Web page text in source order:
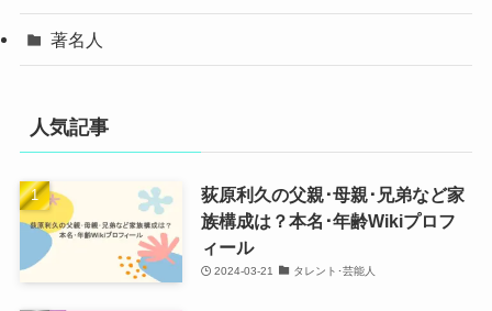
著名人
人気記事
荻原利久の父親･母親･兄弟など家
族構成は？本名･年齢Wikiプロフ
ィール
2024-03-21 タレント･芸能人